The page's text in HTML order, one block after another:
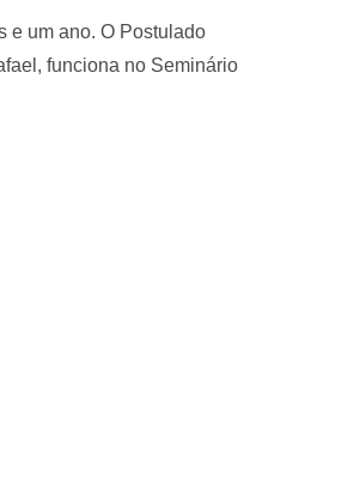
e um ano. O Postulado
funciona no Seminário